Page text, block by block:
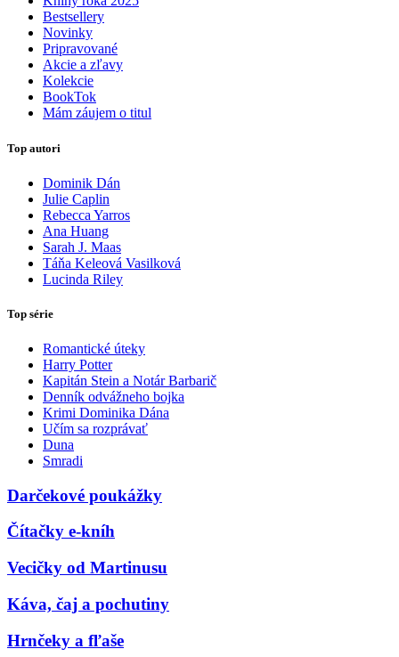
Bestsellery
Novinky
Pripravované
Akcie a zľavy
Kolekcie
BookTok
Mám záujem o titul
Top autori
Dominik Dán
Julie Caplin
Rebecca Yarros
Ana Huang
Sarah J. Maas
Táňa Keleová Vasilková
Lucinda Riley
Top série
Romantické úteky
Harry Potter
Kapitán Stein a Notár Barbarič
Denník odvážneho bojka
Krimi Dominika Dána
Učím sa rozprávať
Duna
Smradi
Darčekové poukážky
Čítačky e-kníh
Vecičky od Martinusu
Káva, čaj a pochutiny
Hrnčeky a fľaše